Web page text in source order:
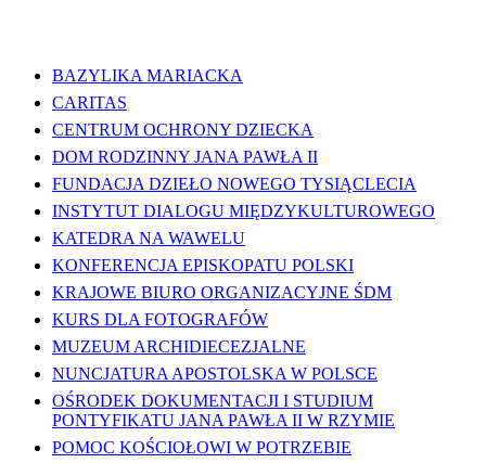
BAZYLIKA MARIACKA
CARITAS
CENTRUM OCHRONY DZIECKA
DOM RODZINNY JANA PAWŁA II
FUNDACJA DZIEŁO NOWEGO TYSIĄCLECIA
INSTYTUT DIALOGU MIĘDZYKULTUROWEGO
KATEDRA NA WAWELU
KONFERENCJA EPISKOPATU POLSKI
KRAJOWE BIURO ORGANIZACYJNE ŚDM
KURS DLA FOTOGRAFÓW
MUZEUM ARCHIDIECEZJALNE
NUNCJATURA APOSTOLSKA W POLSCE
OŚRODEK DOKUMENTACJI I STUDIUM
PONTYFIKATU JANA PAWŁA II W RZYMIE
POMOC KOŚCIOŁOWI W POTRZEBIE